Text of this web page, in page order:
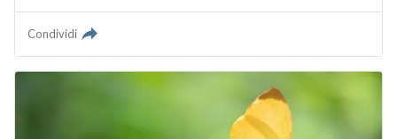
Condividi